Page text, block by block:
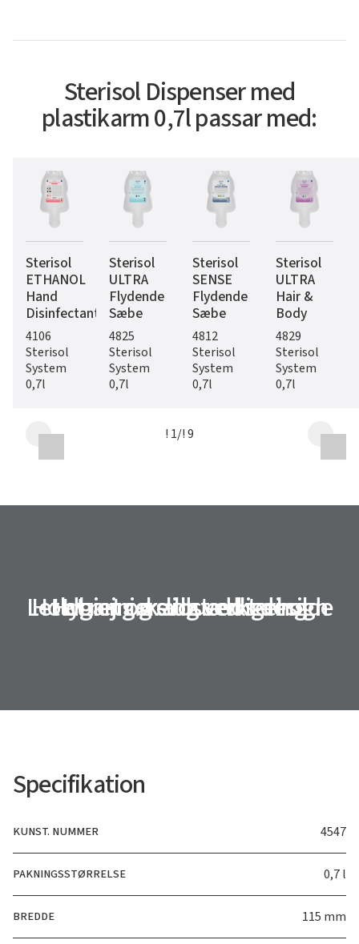
Sterisol Dispenser med
plastikarm 0,7l passar med:
Sterisol
ETHANOL
Hand
Disinfectant
4106
Sterisol
System
0,7l
Sterisol
ULTRA
Flydende
Sæbe
4825
Sterisol
System
0,7l
Sterisol
SENSE
Flydende
Sæbe
4812
Sterisol
System
0,7l
Sterisol
ULTRA
Hair &
Body
4829
Sterisol
System
0,7l
! 1/! 9
Hygiejnisk albuedosering
Holdbart og slidstærkt design
Let at rengøre og vedligeholde
Specifikation
KUNST. NUMMER 4547
PAKNINGSSTØRRELSE 0,7 l
BREDDE 115 mm